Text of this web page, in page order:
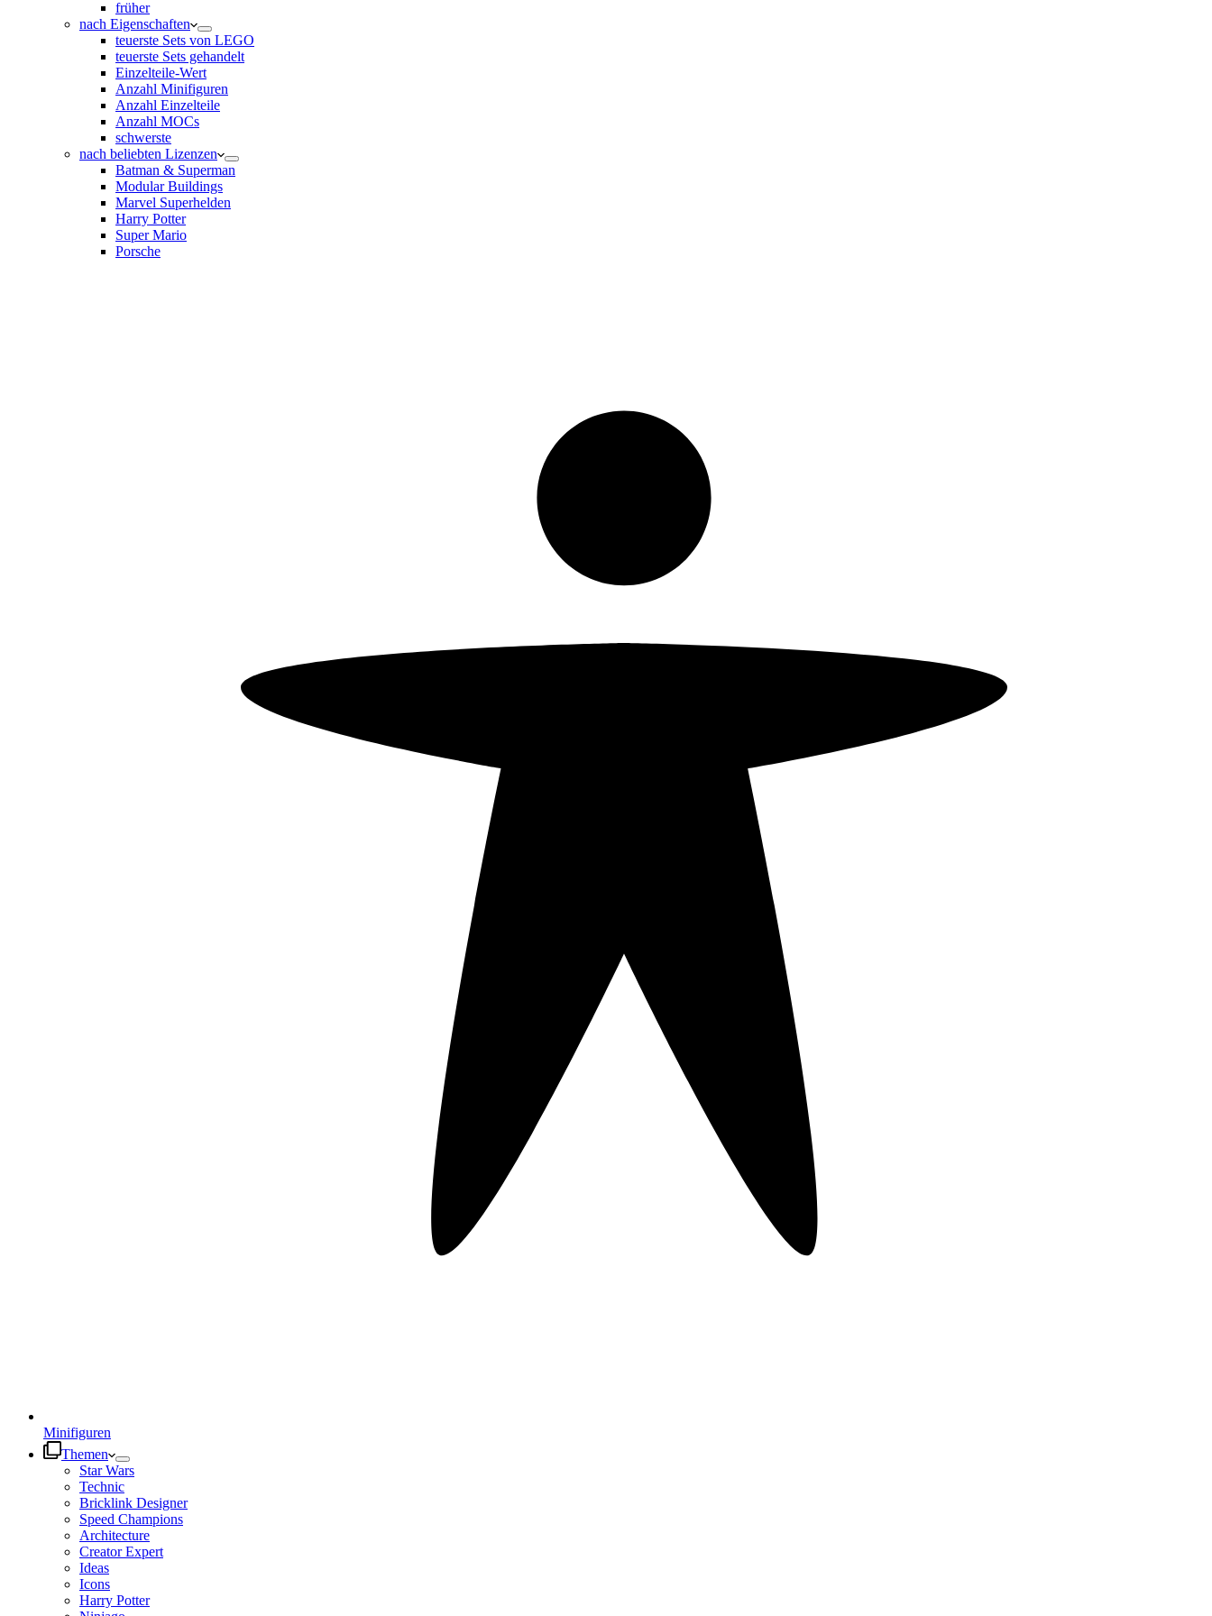
früher
nach Eigenschaften
teuerste Sets von LEGO
teuerste Sets gehandelt
Einzelteile-Wert
Anzahl Minifiguren
Anzahl Einzelteile
Anzahl MOCs
schwerste
nach beliebten Lizenzen
Batman & Superman
Modular Buildings
Marvel Superhelden
Harry Potter
Super Mario
Porsche
Minifiguren
Themen
Star Wars
Technic
Bricklink Designer
Speed Champions
Architecture
Creator Expert
Ideas
Icons
Harry Potter